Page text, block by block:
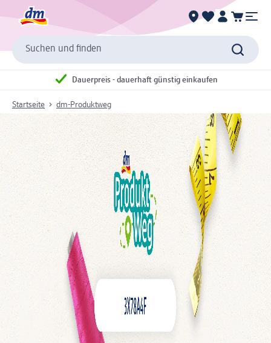
Suchen und finden
Dauerpreis - dauerhaft günstig einkaufen
Startseite dm-Produktweg